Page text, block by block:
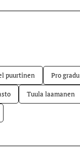
puurtinen Pro gradu
Tuula laamanen